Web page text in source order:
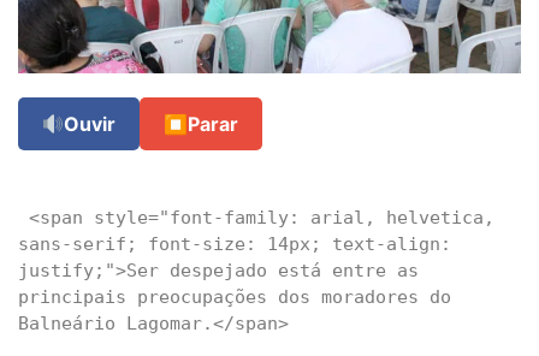
Ouvir ⏹ Parar
sans-serif; font-size: 14px; text-align:
justify;">Ser despejado está entre as
principais preocupações dos moradores do